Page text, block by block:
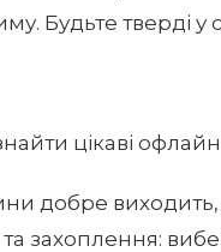
Будьте тверді у
цікаві офлайн
добре виходить,
та захоплення: